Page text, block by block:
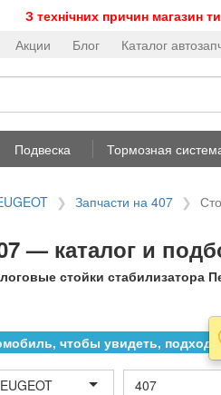
З технічних причин магазин
Акции Блог Каталог
Подвеска Тормозная
Запчасти на 407
— каталог и
стойки стабилизатора
чтобы увидеть,
407